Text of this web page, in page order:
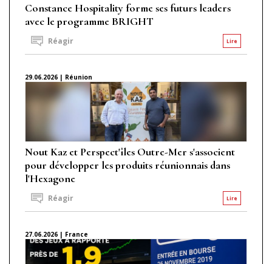
Constance Hospitality forme ses futurs leaders
avec le programme BRIGHT
Lire
Réagir
29.06.2026 | Réunion
Nout Kaz et Perspect'îles Outre-Mer s'associent
pour développer les produits réunionnais dans
l'Hexagone
Lire
Réagir
27.06.2026 | France